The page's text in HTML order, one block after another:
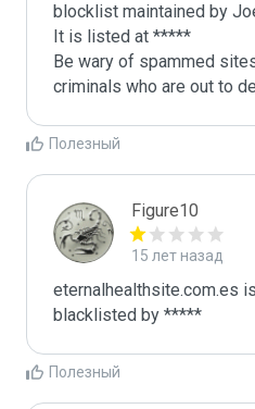
blocklist maintained by
It is listed at *****
Be wary of spammed
criminals who are out to
Полезный
Figure10
15 лет назад
eternalhealthsite.com.es
blacklisted by *****
Полезный